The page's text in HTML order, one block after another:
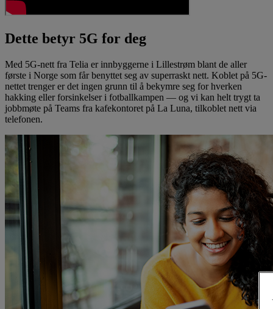
Dette betyr 5G for deg
Med 5G-nett fra Telia er innbyggerne i Lillestrøm blant de aller
første i Norge som får benyttet seg av superraskt nett. Koblet på 5G-
nettet trenger er det ingen grunn til å bekymre seg for hverken
hakking eller forsinkelser i fotballkampen — og vi kan helt trygt ta
jobbmøte på Teams fra kafekontoret på La Luna, tilkoblet nett via
telefonen.